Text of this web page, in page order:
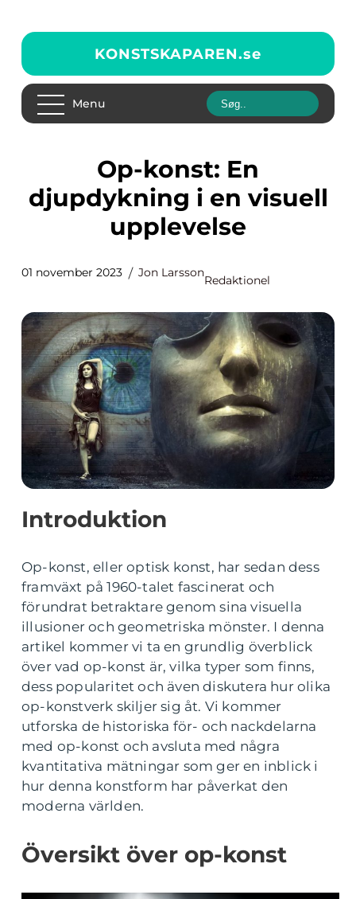
KONSTSKAPAREN.se
Menu
Op-konst: En
djupdykning i en visuell
upplevelse
01 november 2023 Jon Larsson
Redaktionel
Introduktion
Op-konst, eller optisk konst, har sedan dess
framväxt på 1960-talet fascinerat och
förundrat betraktare genom sina visuella
illusioner och geometriska mönster. I denna
artikel kommer vi ta en grundlig överblick
över vad op-konst är, vilka typer som finns,
dess popularitet och även diskutera hur olika
op-konstverk skiljer sig åt. Vi kommer
utforska de historiska för- och nackdelarna
med op-konst och avsluta med några
kvantitativa mätningar som ger en inblick i
hur denna konstform har påverkat den
moderna världen.
Översikt över op-konst